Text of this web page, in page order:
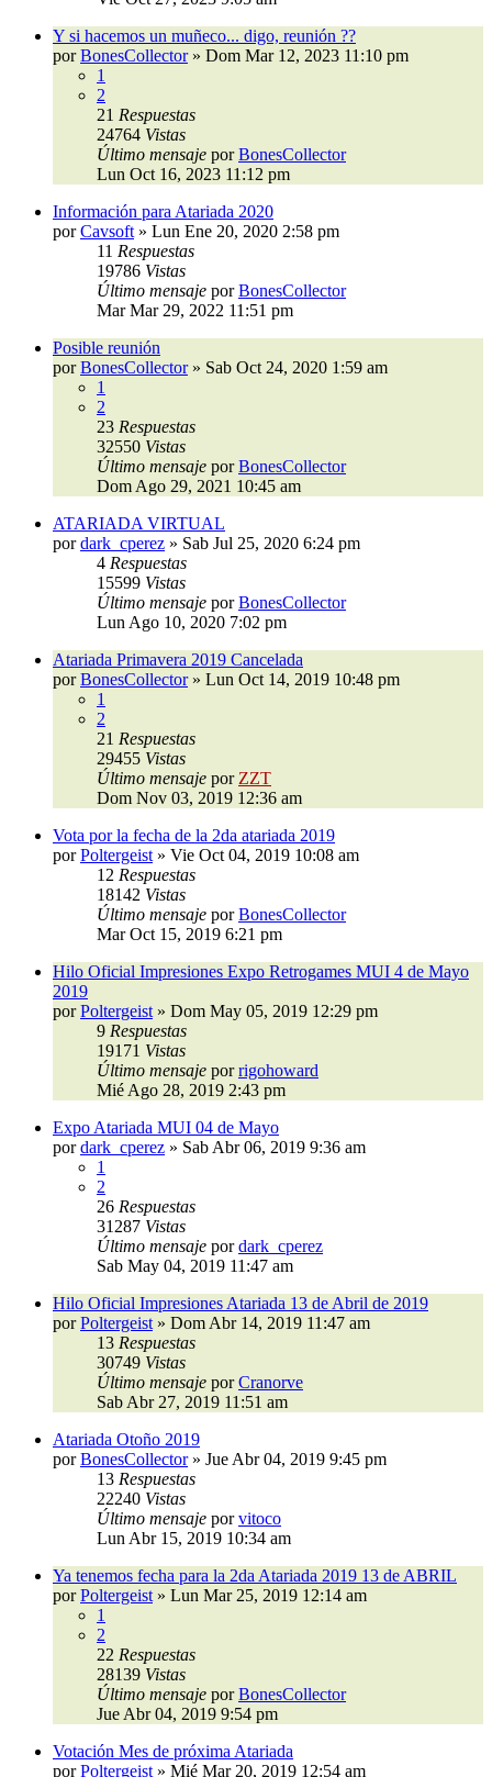
Y si hacemos un muñeco... digo, reunión ??
porBonesCollector» Dom Mar 12, 2023 11:10 pm
1
2
21 Respuestas
24764 Vistas
Último mensaje porBonesCollector
Lun Oct 16, 2023 11:12 pm
Información para Atariada 2020
porCavsoft » Lun Ene 20, 2020 2:58 pm
11 Respuestas
19786 Vistas
Último mensaje porBonesCollector
Mar Mar 29, 2022 11:51 pm
Posible reunión
porBonesCollector» Sab Oct 24, 2020 1:59 am
1
2
23 Respuestas
32550 Vistas
Último mensaje porBonesCollector
Dom Ago 29, 2021 10:45 am
ATARIADA VIRTUAL
pordark_cperez » Sab Jul 25, 2020 6:24 pm
4 Respuestas
15599 Vistas
Último mensaje porBonesCollector
Lun Ago 10, 2020 7:02 pm
Atariada Primavera 2019 Cancelada
porBonesCollector» Lun Oct 14, 2019 10:48 pm
1
2
21 Respuestas
29455 Vistas
Último mensaje por ZZT
Dom Nov 03, 2019 12:36 am
Vota por la fecha de la 2da atariada 2019
porPoltergeist » Vie Oct 04, 2019 10:08 am
12 Respuestas
18142 Vistas
Último mensaje porBonesCollector
Mar Oct 15, 2019 6:21 pm
Hilo Oficial Impresiones Expo Retrogames MUI 4 de Mayo
2019
porPoltergeist » Dom May 05, 2019 12:29 pm
9 Respuestas
19171 Vistas
Último mensaje porrigohoward
Mié Ago 28, 2019 2:43 pm
Expo Atariada MUI 04 de Mayo
pordark_cperez » Sab Abr 06, 2019 9:36 am
1
2
26 Respuestas
31287 Vistas
Último mensaje pordark_cperez
Sab May 04, 2019 11:47 am
Hilo Oficial Impresiones Atariada 13 de Abril de 2019
porPoltergeist » Dom Abr 14, 2019 11:47 am
13 Respuestas
30749 Vistas
Último mensaje porCranorve
Sab Abr 27, 2019 11:51 am
Atariada Otoño 2019
porBonesCollector» Jue Abr 04, 2019 9:45 pm
13 Respuestas
22240 Vistas
Último mensaje porvitoco
Lun Abr 15, 2019 10:34 am
Ya tenemos fecha para la 2da Atariada 2019 13 de ABRIL
porPoltergeist » Lun Mar 25, 2019 12:14 am
1
2
22 Respuestas
28139 Vistas
Último mensaje porBonesCollector
Jue Abr 04, 2019 9:54 pm
Votación Mes de próxima Atariada
porPoltergeist » Mié Mar 20, 2019 12:54 am